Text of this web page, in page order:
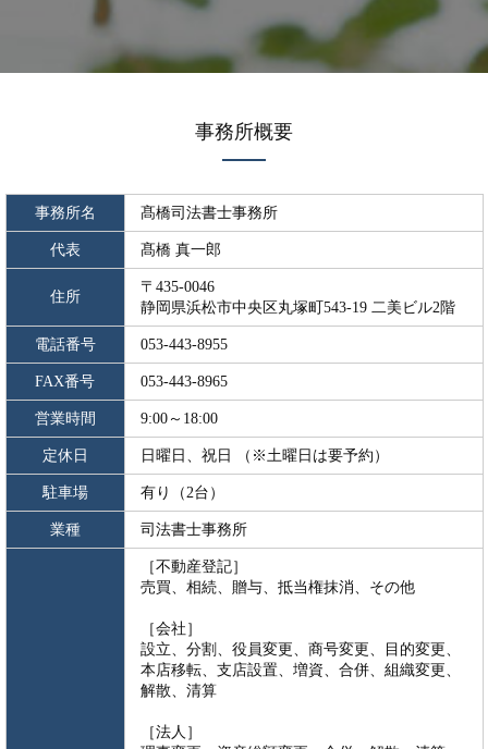
事務所概要
事務所名 髙橋司法書士事務所
代表 髙橋 真一郎
住所
〒435-0046
静岡県浜松市中央区丸塚町543-19 二美ビル2階
電話番号 053-443-8955
FAX番号 053-443-8965
営業時間 9:00～18:00
定休日 日曜日、祝日 （※土曜日は要予約）
駐車場 有り（2台）
業種 司法書士事務所
［不動産登記］
売買、相続、贈与、抵当権抹消、その他
［会社］
設立、分割、役員変更、商号変更、目的変更、
本店移転、支店設置、増資、合併、組織変更、
解散、清算
［法人］